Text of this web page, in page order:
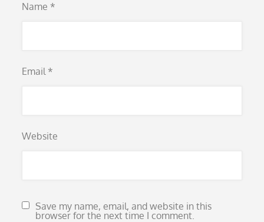
Name *
Email *
Website
Save my name, email, and website in this
browser for the next time I comment.